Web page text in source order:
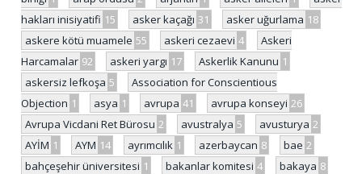
hakları inisiyatifi 15 asker kaçağı 31 asker uğurlama 18
askere kötü muamele 55 askeri cezaevi 4
Askeri
Harcamalar 92 askeri yargı 17 Askerlik Kanunu 1
askersiz lefkoşa 5
Association for Conscientious
Objection 1 asya 1 avrupa 41 avrupa konseyi 26
Avrupa Vicdani Ret Bürosu 2 avustralya 5 avusturya 2
AYİM 1 AYM 14 ayrımcılık 1 azerbaycan 8 bae 2
bahçeşehir üniversitesi 1 bakanlar komitesi 4 bakaya 8